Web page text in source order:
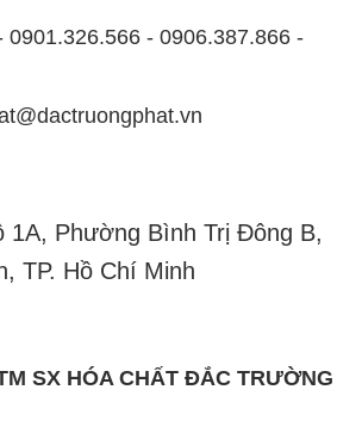
1A, Phường Bình Trị Đông B,
TP. Hồ Chí Minh
SX HÓA CHẤT ĐẮC TRƯỜNG
nghiệp tại TP. Hồ Chí Minh.
mang đến cho khách hàng sự hài